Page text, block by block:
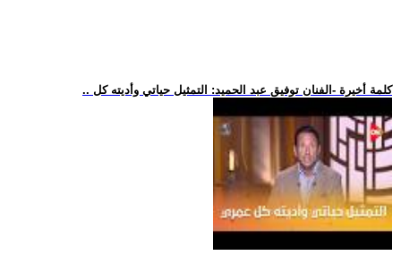
.. كلمة أخيرة -الفنان توفيق عبد الحميد: التمثيل حياتي وأديته كل